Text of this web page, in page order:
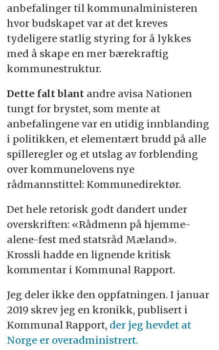
anbefalinger til kommunalministeren
hvor budskapet var at det kreves
tydeligere statlig styring for å lykkes
med å skape en mer bærekraftig
kommunestruktur.
Dette falt blantandre avisa Nationen
tungt for brystet, som mente at
anbefalingene var en utidig innblanding
i politikken, et elementært brudd på alle
spilleregler og et utslag av forblending
over kommunelovens nye
rådmannstittel: Kommunedirektør.
Det hele retorisk godt dandert under
overskriften: «Rådmenn på hjemme-
alene-fest med statsråd Mæland».
Krossli hadde en lignende kritisk
kommentar i Kommunal Rapport.
Jeg deler ikke den oppfatningen. I januar
2019 skrev jeg en kronikk, publisert i
Kommunal Rapport, der jeg hevdet at
Norge er overadministrert.